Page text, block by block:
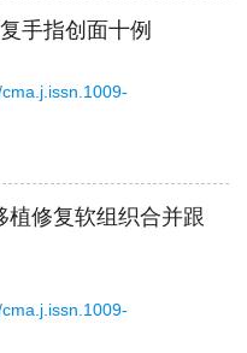
手指创面十例
植修复软组织合并跟